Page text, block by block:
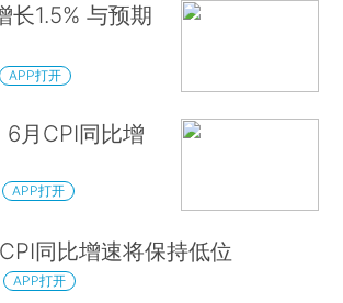
长1.5% 与预期
APP打开
6月CPI同比增
APP打开
同比增速将保持低位
APP打开